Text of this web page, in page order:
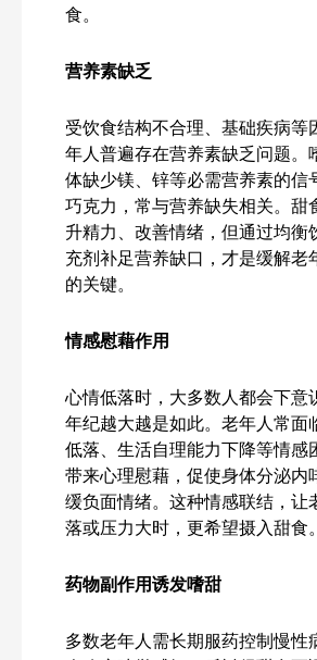
食。
营养素缺乏
受饮食结构不合理、基础疾病等
年人普遍存在营养素缺乏问题。
体缺少镁、锌等必需营养素的信
巧克力，常与营养缺失相关。甜
升精力、改善情绪，但通过均衡
充剂补足营养缺口，才是缓解老
的关键。
情感慰藉作用
心情低落时，大多数人都会下意
年纪越大越是如此。老年人常面
低落、生活自理能力下降等情感
带来心理慰藉，促使身体分泌内
缓负面情绪。这种情感联结，让
落或压力大时，更希望摄入甜食。
药物副作用诱发嗜甜
多数老年人需长期服药控制慢性